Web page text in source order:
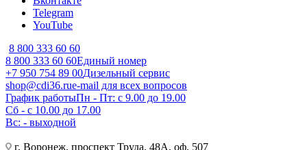
Telegram
YouTube
8 800 333 60 60
8 800 333 60 60Единый номер
+7 950 754 89 00Дизельный сервис
shop@cdi36.rue-mail для всех вопросов
График работыПн - Пт: с 9.00 до 19.00
Сб - с 10.00 до 17.00
Вс: - выходной
г. Воронеж, проспект Труда, 48А, оф. 507